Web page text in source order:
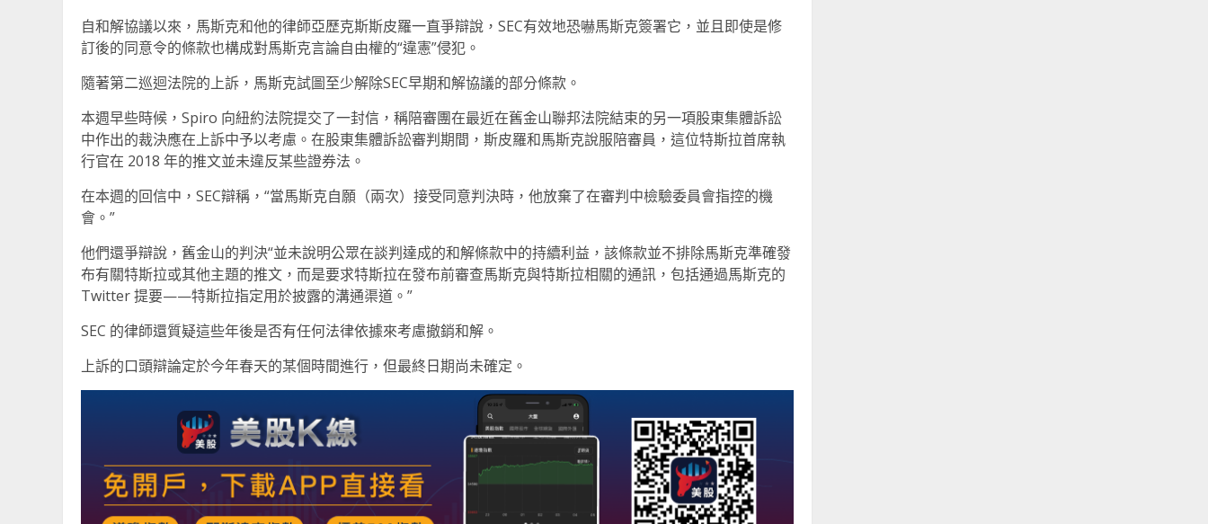
自和解協議以來，馬斯克和他的律師亞歷克斯斯皮羅一直爭辯說，SEC有效地恐嚇馬斯克簽署它，並且即使是修
訂後的同意令的條款也構成對馬斯克言論自由權的“違憲”侵犯。
隨著第二巡迴法院的上訴，馬斯克試圖至少解除SEC早期和解協議的部分條款。
本週早些時候，Spiro 向紐約法院提交了一封信，稱陪審團在最近在舊金山聯邦法院結束的另一項股東集體訴訟
中作出的裁決應在上訴中予以考慮。在股東集體訴訟審判期間，斯皮羅和馬斯克說服陪審員，這位特斯拉首席執
行官在 2018 年的推文並未違反某些證券法。
在本週的回信中，SEC辯稱，“當馬斯克自願（兩次）接受同意判決時，他放棄了在審判中檢驗委員會指控的機
會。”
他們還爭辯說，舊金山的判決“並未說明公眾在談判達成的和解條款中的持續利益，該條款並不排除馬斯克準確發
布有關特斯拉或其他主題的推文，而是要求特斯拉在發布前審查馬斯克與特斯拉相關的通訊，包括通過馬斯克的
Twitter 提要——特斯拉指定用於披露的溝通渠道。”
SEC 的律師還質疑這些年後是否有任何法律依據來考慮撤銷和解。
上訴的口頭辯論定於今年春天的某個時間進行，但最終日期尚未確定。